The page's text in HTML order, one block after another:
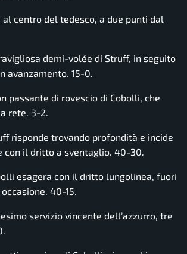
al centro del tedesco, a due punti dal
demi-volée di Struff, in seguito
avanzamento. 15-0.
passante di rovescio di Cobolli, che
rete. 3-2.
risponde trovando profondità e incide
con il dritto a sventaglio. 40-30.
esagera con il dritto lungolinea, fuori
40-15.
servizio vincente dell’azzurro, tre